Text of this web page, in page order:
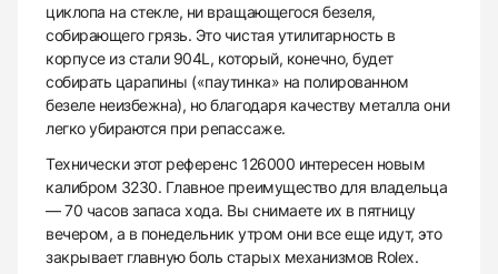
циклопа на стекле, ни вращающегося безеля,
собирающего грязь. Это чистая утилитарность в
корпусе из стали 904L, который, конечно, будет
собирать царапины («паутинка» на полированном
безеле неизбежна), но благодаря качеству металла они
легко убираются при репассаже.
Технически этот референс 126000 интересен новым
калибром 3230. Главное преимущество для владельца
— 70 часов запаса хода. Вы снимаете их в пятницу
вечером, а в понедельник утром они все еще идут, это
закрывает главную боль старых механизмов Rolex.